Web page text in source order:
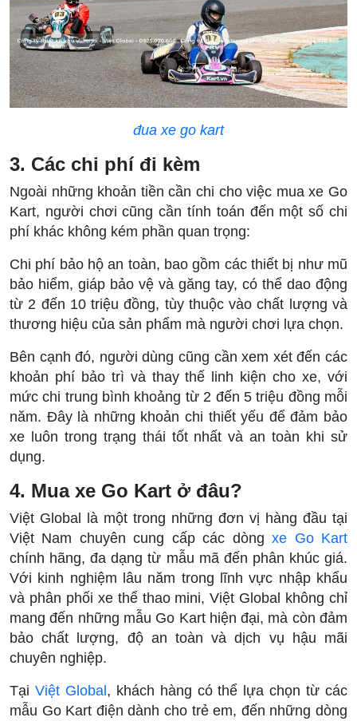
đua xe go kart
3. Các chi phí đi kèm
Ngoài những khoản tiền cần chi cho việc mua xe Go
Kart, người chơi cũng cần tính toán đến một số chi
phí khác không kém phần quan trọng:
Chi phí bảo hộ an toàn, bao gồm các thiết bị như mũ
bảo hiểm, giáp bảo vệ và găng tay, có thể dao động
từ 2 đến 10 triệu đồng, tùy thuộc vào chất lượng và
thương hiệu của sản phẩm mà người chơi lựa chọn.
Bên cạnh đó, người dùng cũng cần xem xét đến các
khoản phí bảo trì và thay thế linh kiện cho xe, với
mức chi trung bình khoảng từ 2 đến 5 triệu đồng mỗi
năm. Đây là những khoản chi thiết yếu để đảm bảo
xe luôn trong trạng thái tốt nhất và an toàn khi sử
dụng.
4. Mua xe Go Kart ở đâu?
Việt Global là một trong những đơn vị hàng đầu tại
Việt Nam chuyên cung cấp các dòngxe Go Kart
chính hãng, đa dạng từ mẫu mã đến phân khúc giá.
Với kinh nghiệm lâu năm trong lĩnh vực nhập khẩu
và phân phối xe thể thao mini, Việt Global không chỉ
mang đến những mẫu Go Kart hiện đại, mà còn đảm
bảo chất lượng, độ an toàn và dịch vụ hậu mãi
chuyên nghiệp.
Tại Việt Global , khách hàng có thể lựa chọn từ các
mẫu Go Kart điện dành cho trẻ em, đến những dòng